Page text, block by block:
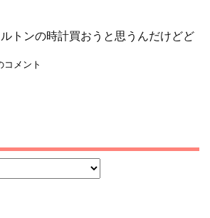
トンの時計買おうと思うんだけどど
コメント